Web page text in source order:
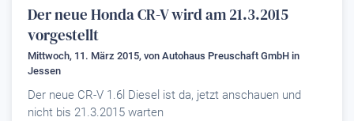
Der neue Honda CR-V wird am 21.3.2015
vorgestellt
Mittwoch, 11. März 2015, von Autohaus Preuschaft GmbH in
Jessen
Der neue CR-V 1.6l Diesel ist da, jetzt anschauen und
nicht bis 21.3.2015 warten